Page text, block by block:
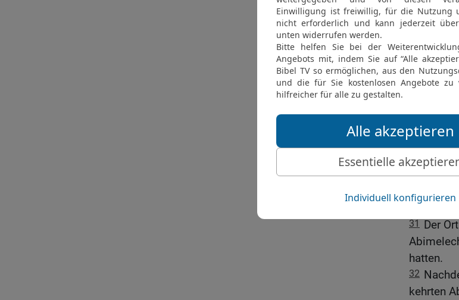
25 Er
Knechte
»Ich
bisher
davon!«
27
»Was
30
gehört.«
31 Der
hatten.
32
kehrten